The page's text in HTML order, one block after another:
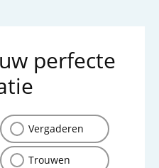
perfecte
Vergaderen
Trouwen